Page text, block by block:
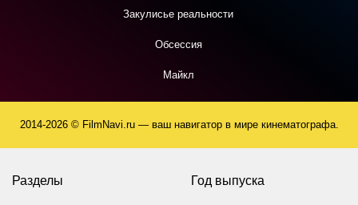
Закулисье реальности
Обсессия
Майкл
2014-2026 © FilmNavi.ru — ваш навигатор в мире кинематографа.
Разделы Год выпуска